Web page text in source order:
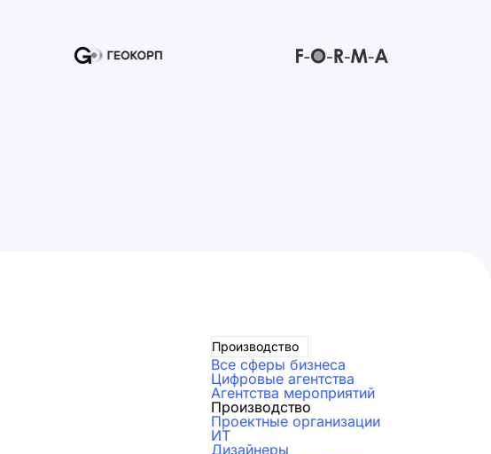
Производство
Все сферы бизнеса
Цифровые агентства
Агентства мероприятий
Производство
Проектные организации
ИТ
Дизайнеры